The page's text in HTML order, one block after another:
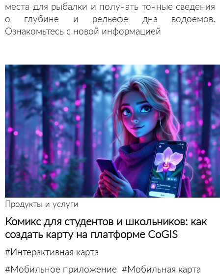
места для рыбалки и получать точные сведения
о глубине и рельефе дна водоемов.
Ознакомьтесь с новой информацией
Продукты и услуги
Комикс для студентов и школьников: как
создать карту на платформе CoGIS
#Интерактивная карта
#Мобильное приложение #Мобильная карта